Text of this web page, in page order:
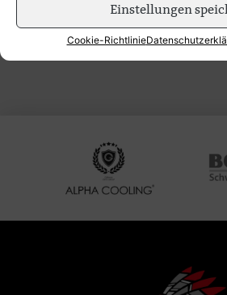
Einstellungen
Cookie-Richtlinie